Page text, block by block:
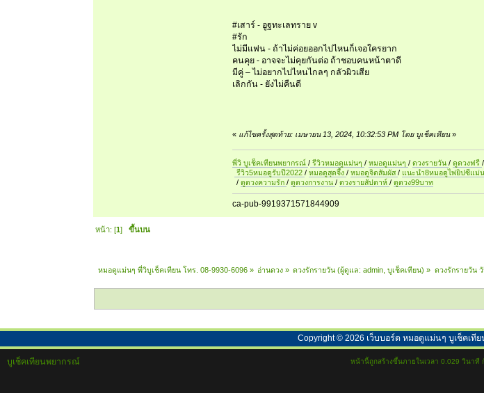
#เสาร์ - อูฐทะเลทราย v
#รัก
ไม่มีแฟน - ถ้าไม่ค่อยออกไปไหนก็เจอใครยาก
คนคุย - อาจจะไม่คุยกันต่อ ถ้าชอบคนหน้าตาดี
มีคู่ – ไม่อยากไปไหนไกลๆ กลัวผิวเสีย
เลิกกัน - ยังไม่คืนดี
« แก้ไขครั้งสุดท้าย: เมษายน 13, 2024, 10:32:53 PM โดย บูเช็คเทียน»
พี่วิ บูเช็คเทียนพยากรณ์/ รีวิวหมอดูแม่นๆ/หมอดูแม่นๆ/ดวงรายวัน/ดูดวงฟรี
รีวิว5หมอดูรับปี2022/หมอดูสุดจึ้ง/หมอดูจิตสัมผัส/ แนะนำ8หมอดูไพ่ยิปซีแม่
/ดูดวงความรัก/ดูดวงการงาน/ดวงรายสัปดาห์/ดูดวง99บาท
ca-pub-9919371571844909
หน้า: [1] ขึ้นบน
หมอดูแม่นๆ พี่วิบูเช็คเทียน โทร. 08-9930-6096» อ่านดวง» ดวงรักรายวัน (ผู้ดูแล:admin ,บูเช็คเทียน) » ดวงรักรายวัน
Copyright © 2026 เว็บบอร์ด หมอดูแม่นๆ บูเช็คเที
บูเช็คเทียนพยากรณ์ หน้านี้ถูกสร้างขึ้นภายในเวลา 0.029 วินาที